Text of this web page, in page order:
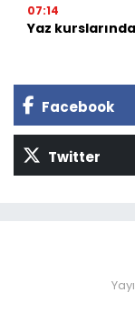
07:14
Yaz
Facebook
Twitter